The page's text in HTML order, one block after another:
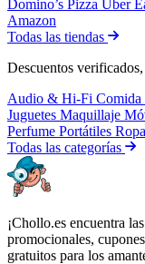
Domino’s Pizza Uber
Amazon
Todas las tiendas
Descuentos
Audio & Hi-Fi
Juguetes Maquillaje
Perfume Portátiles
Todas las categorías
¡Chollo.es encuentra
promocionales,
gratuitos para los